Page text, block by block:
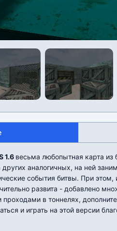
1.6 весьма любопытная карта
аналогичных, на ней
события битвы. При этом,
развита - добавлено
в тоннелях,
и играть на этой версии